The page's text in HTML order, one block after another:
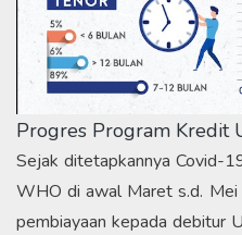
Progres Program Kredit
Sejak ditetapkannya Covid-
WHO di awal Maret s.d.
pembiayaan kepada debitur